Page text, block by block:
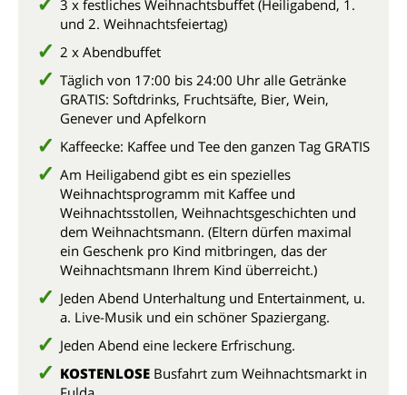
3 x festliches Weihnachtsbuffet (Heiligabend, 1.
und 2. Weihnachtsfeiertag)
2 x Abendbuffet
Täglich von 17:00 bis 24:00 Uhr alle Getränke
GRATIS: Softdrinks, Fruchtsäfte, Bier, Wein,
Genever und Apfelkorn
Kaffeecke: Kaffee und Tee den ganzen Tag GRATIS
Am Heiligabend gibt es ein spezielles
Weihnachtsprogramm mit Kaffee und
Weihnachtsstollen, Weihnachtsgeschichten und
dem Weihnachtsmann. (Eltern dürfen maximal
ein Geschenk pro Kind mitbringen, das der
Weihnachtsmann Ihrem Kind überreicht.)
Jeden Abend Unterhaltung und Entertainment, u.
a. Live-Musik und ein schöner Spaziergang.
Jeden Abend eine leckere Erfrischung.
KOSTENLOSE Busfahrt zum Weihnachtsmarkt in